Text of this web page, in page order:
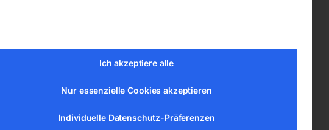
zzgl.Versandkosten
Lieferzeit:
Argon/Co2
Ich akzeptiere alle
Nur essenzielle Cookies akzeptieren
Individuelle Datenschutz-Präferenzen